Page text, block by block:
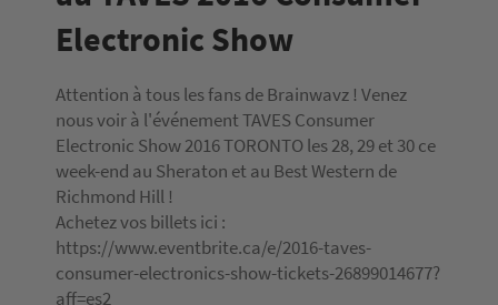
Electronic Show
Attention à tous les fans de Brainwavz ! Venez
nous voir à l'événement TAVES Consumer
Electronic Show 2016 TORONTO les 28, 29 et 30 ce
week-end au Sheraton et au Best Western de
Richmond Hill !
Achetez vos billets ici :
https://www.eventbrite.ca/e/2016-taves-
consumer-electronics-show-tickets-26899014677?
aff=es2